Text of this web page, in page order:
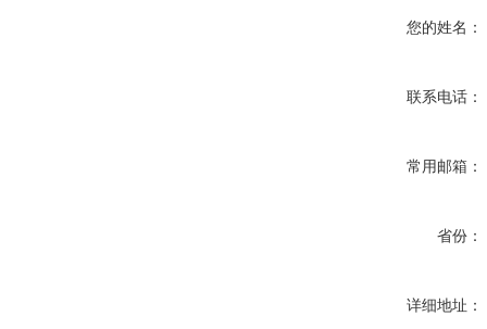
您的姓名：
联系电话：
常用邮箱：
省份：
详细地址：